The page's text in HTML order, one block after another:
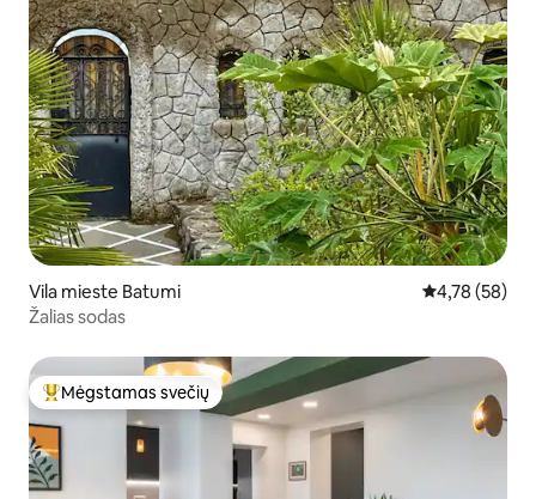
Vila mieste Batumi Vidutinis
4,78 (58)
Žalias sodas
Svečių mėgstamiausias
Mėgstamas svečių